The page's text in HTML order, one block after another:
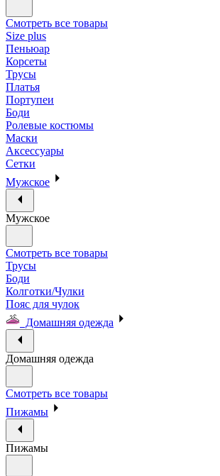
Смотреть все товары
Size plus
Пеньюар
Корсеты
Трусы
Платья
Портупеи
Боди
Ролевые костюмы
Маски
Аксессуары
Сетки
Мужское
Мужское
Смотреть все товары
Трусы
Боди
Колготки/Чулки
Пояс для чулок
Домашняя одежда
Домашняя одежда
Смотреть все товары
Пижамы
Пижамы